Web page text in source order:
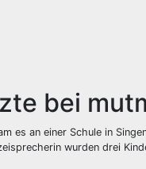
bei
es an einer Schule in
wurden drei